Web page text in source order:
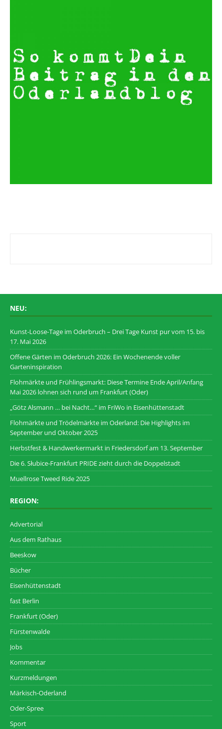
NEU:
Kunst-Loose-Tage im Oderbruch – Drei Tage Kunst pur vom 15. bis
17. Mai 2026
Offene Gärten im Oderbruch 2026: Ein Wochenende voller
Garteninspiration
Flohmärkte und Frühlingsmarkt: Diese Termine Ende April/Anfang
Mai 2026 lohnen sich rund um Frankfurt (Oder)
„Götz Alsmann … bei Nacht…“ im FriWo in Eisenhüttenstadt
Flohmärkte und Trödelmärkte im Oderland: Die Highlights im
September und Oktober 2025
Herbstfest & Handwerkermarkt in Friedersdorf am 13. September
Die 6. Słubice-Frankfurt PRIDE zieht durch die Doppelstadt
Muellrose Tweed Ride 2025
REGION:
Advertorial
Aus dem Rathaus
Beeskow
Bücher
Eisenhüttenstadt
fast Berlin
Frankfurt (Oder)
Fürstenwalde
Jobs
Kommentar
Kurzmeldungen
Märkisch-Oderland
Oder-Spree
Sport